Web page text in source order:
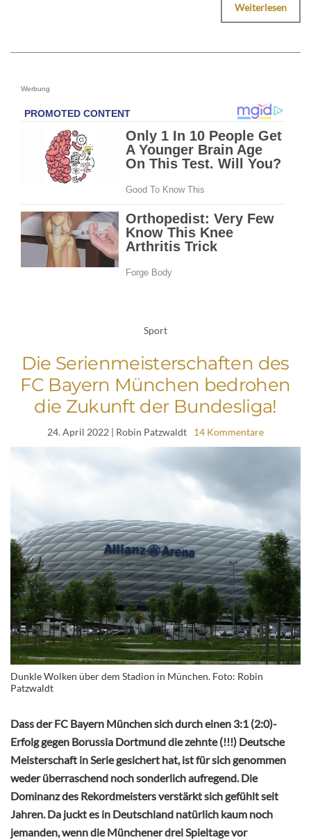
Weiterlesen
Werbung
Sport
Die Serienmeisterschaften des
FC Bayern München bedrohen
die Zukunft der Bundesliga!
24. April 2022 | Robin Patzwaldt 14 Kommentare
Dunkle Wolken über dem Stadion in München. Foto: Robin
Patzwaldt
Dass der FC Bayern München sich durch einen 3:1 (2:0)-
Erfolg gegen Borussia Dortmund die zehnte (!!!) Deutsche
Meisterschaft in Serie gesichert hat, ist für sich genommen
weder überraschend noch sonderlich aufregend. Die
Dominanz des Rekordmeisters verstärkt sich gefühlt seit
Jahren. Da juckt es in Deutschland natürlich kaum noch
jemanden, wenn die Münchener drei Spieltage vor